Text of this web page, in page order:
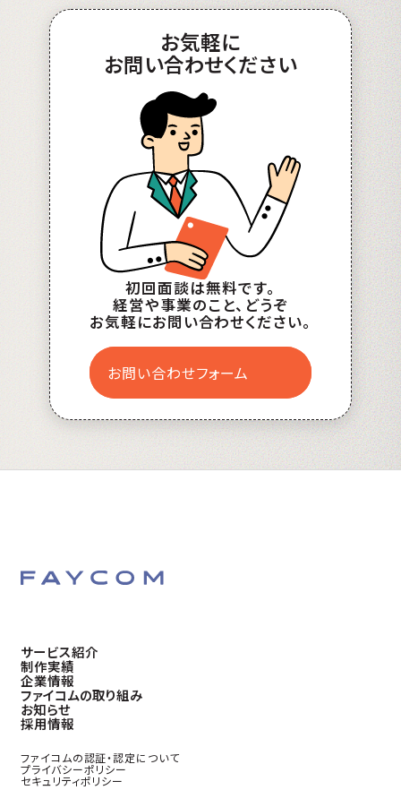
お気軽に
お問い合わせください
初回面談は無料です。
経営や事業のこと、どうぞ
お気軽にお問い合わせください。
お問い合わせフォーム
サービス紹介
制作実績
企業情報
ファイコムの取り組み
お知らせ
採用情報
ファイコムの認証・認定について
プライバシーポリシー
セキュリティポリシー